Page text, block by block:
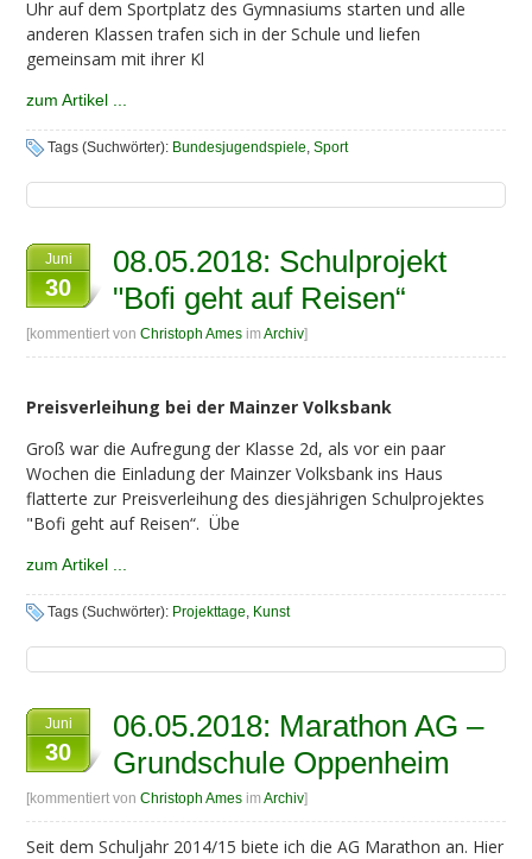
Uhr auf dem Sportplatz des Gymnasiums starten und alle
anderen Klassen trafen sich in der Schule und liefen
gemeinsam mit ihrer Kl
zum Artikel ...
Tags (Suchwörter): Bundesjugendspiele,Sport
Juni
30
08.05.2018: Schulprojekt
"Bofi geht auf Reisen“
[kommentiert vonChristoph Ames imArchiv]
Preisverleihung bei der Mainzer Volksbank
Groß war die Aufregung der Klasse 2d, als vor ein paar
Wochen die Einladung der Mainzer Volksbank ins Haus
flatterte zur Preisverleihung des diesjährigen Schulprojektes
"Bofi geht auf Reisen“. Übe
zum Artikel ...
Tags (Suchwörter): Projekttage, Kunst
Juni
30
06.05.2018: Marathon AG –
Grundschule Oppenheim
[kommentiert vonChristoph Ames imArchiv]
Seit dem Schuljahr 2014/15 biete ich die AG Marathon an. Hier